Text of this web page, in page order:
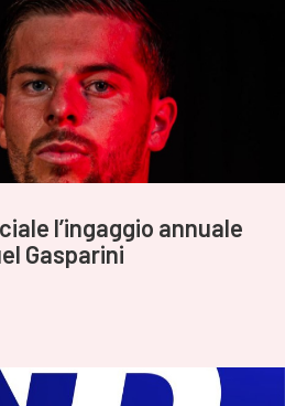
l’ingaggio annuale
Gasparini